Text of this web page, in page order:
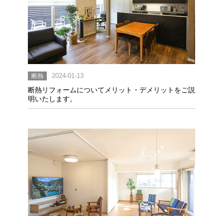
断熱 2024-01-13
断熱リフォームについてメリット・デメリットをご説
明いたします。